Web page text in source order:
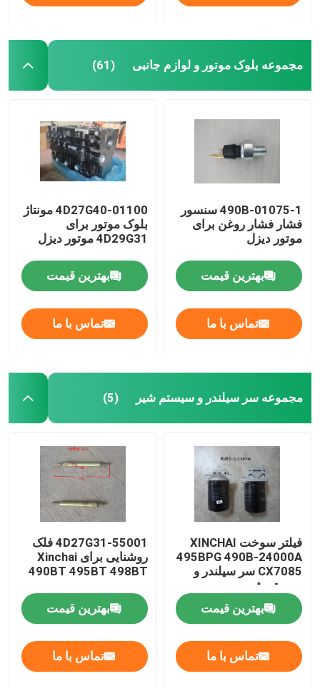
مجموعه بلوک موتور و لوازم جانبی (61)
490B-01075-1 سنسور
فشار فشار روغن برای
موتور دیزل
بهترین قیمت
تماس با ما
4D27G40-01100 مونتاژ
بلوک موتور برای
4D29G31 موتور دیزل
بهترین قیمت
تماس با ما
مجموعه سر سیلندر و سیستم شیر (5)
فیلتر سوخت XINCHAI
495BPG 490B-24000A
CX7085 سر سیلندر و
سیستم شیر
بهترین قیمت
تماس با ما
4D27G31-55001 فلک
روشنایی برای Xinchai
490BT 495BT 498BT
بهترین قیمت
تماس با ما